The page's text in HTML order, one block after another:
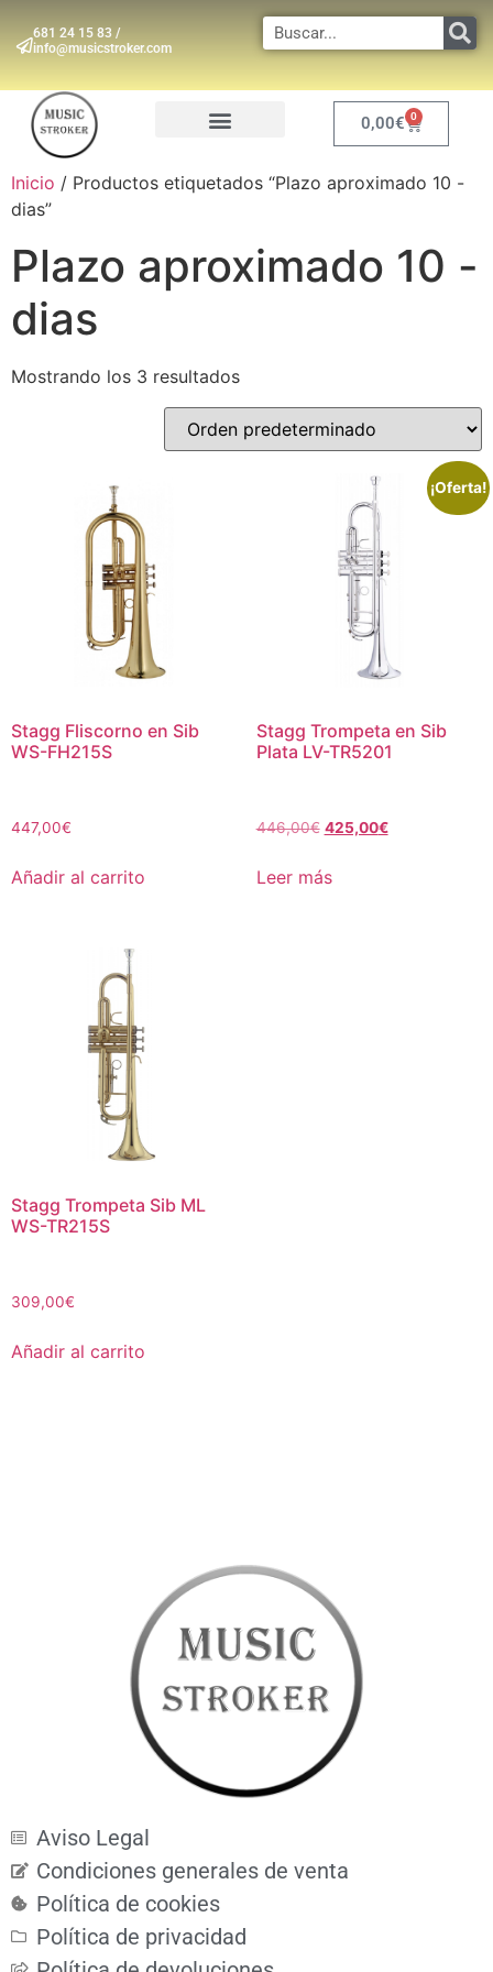
681 24 15 83 /
info@musicstroker.com
0,00€ 0
Inicio / Productos etiquetados “Plazo aproximado 10 -
dias”
Plazo aproximado 10 -
dias
Mostrando los 3 resultados
Stagg Fliscorno en Sib
WS-FH215S
447,00€
Añadir al carrito
¡Oferta!
Stagg Trompeta en Sib
Plata LV-TR5201
446,00€ 425,00€
Leer más
Stagg Trompeta Sib ML
WS-TR215S
309,00€
Añadir al carrito
Aviso Legal
Condiciones generales de venta
Política de cookies
Política de privacidad